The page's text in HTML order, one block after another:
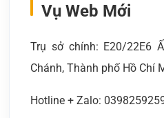
Vụ Web Mới
Trụ sở chính: E20/22E6
Chánh, Thành phố Hồ Chí
Hotline + Zalo: